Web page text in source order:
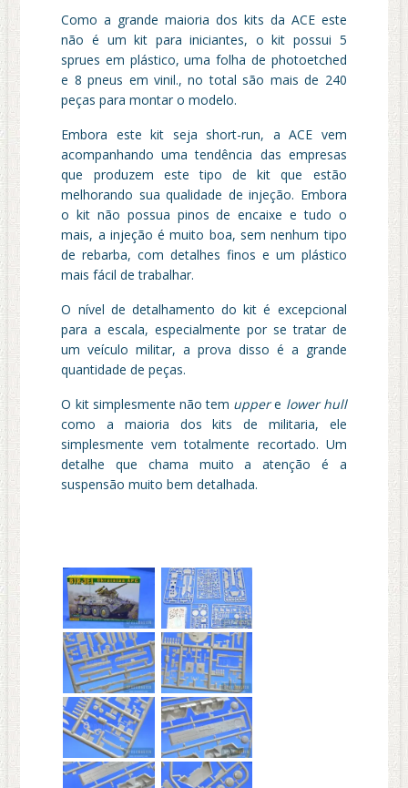
Como a grande maioria dos kits da ACE este
não é um kit para iniciantes, o kit possui 5
sprues em plástico, uma folha de photoetched
e 8 pneus em vinil., no total são mais de 240
peças para montar o modelo.
Embora este kit seja short-run, a ACE vem
acompanhando uma tendência das empresas
que produzem este tipo de kit que estão
melhorando sua qualidade de injeção. Embora
o kit não possua pinos de encaixe e tudo o
mais, a injeção é muito boa, sem nenhum tipo
de rebarba, com detalhes finos e um plástico
mais fácil de trabalhar.
O nível de detalhamento do kit é excepcional
para a escala, especialmente por se tratar de
um veículo militar, a prova disso é a grande
quantidade de peças.
O kit simplesmente não tem uppere lower hull
como a maioria dos kits de militaria, ele
simplesmente vem totalmente recortado. Um
detalhe que chama muito a atenção é a
suspensão muito bem detalhada.